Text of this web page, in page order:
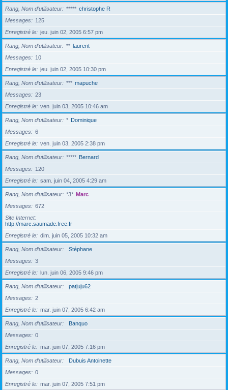
Rang, Nom d’utilisateur ***** christophe R
Messages
125
Enregistré le
jeu. juin 02, 2005 6:57 pm
Rang, Nom d’utilisateur ** laurent
Messages
10
Enregistré le
jeu. juin 02, 2005 10:30 pm
Rang, Nom d’utilisateur *** mapuche
Messages
23
Enregistré le
ven. juin 03, 2005 10:46 am
Rang, Nom d’utilisateur * Dominique
Messages
6
Enregistré le
ven. juin 03, 2005 2:38 pm
Rang, Nom d’utilisateur ***** Bernard
Messages
120
Enregistré le
sam. juin 04, 2005 4:29 am
Rang, Nom d’utilisateur *3* Marc
Messages
672
Site Internet
http://marc.saumade.free.fr
Enregistré le
dim. juin 05, 2005 10:32 am
Rang, Nom d’utilisateur
Stéphane
Messages
3
Enregistré le
lun. juin 06, 2005 9:46 pm
Rang, Nom d’utilisateur
patjuju62
Messages
2
Enregistré le
mar. juin 07, 2005 6:42 am
Rang, Nom d’utilisateur
Banquo
Messages
0
Enregistré le
mar. juin 07, 2005 7:16 pm
Rang, Nom d’utilisateur
Dubuis Antoinette
Messages
0
Enregistré le
mar. juin 07, 2005 7:51 pm